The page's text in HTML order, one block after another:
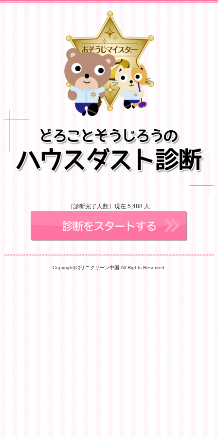
［診断完了人数］現在 5,488 人
Copyright(C)サニクリーン中国 All Rights Reserved.